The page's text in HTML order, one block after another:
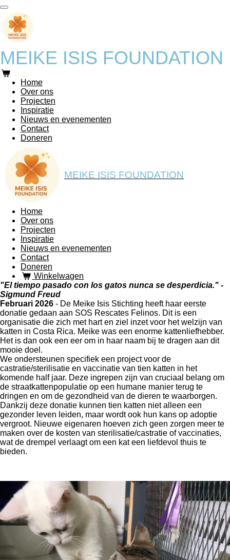
Ga
direct
naar
de
MEIKE ISIS FOUNDATION
Home
Over ons
Projecten
Inspiratie
Nieuws en evenementen
Contact
Doneren
MEIKE ISIS FOUNDATION
Home
Over ons
Projecten
Inspiratie
Nieuws en evenementen
Contact
Doneren
Winkelwagen
"El tiempo pasado con los gatos nunca se desperdicia." -
Sigmund Freud
Februari 2026 - De Meike Isis Stichting heeft haar eerste
donatie gedaan aan SOS Rescates Felinos. Dit is een
organisatie die zich met hart en ziel inzet voor het welzijn van
katten in Costa Rica. Meike was een enorme kattenliefhebber.
Het is dan ook een eer om in haar naam bij te dragen aan dit
mooie doel.
We ondersteunen specifiek een project voor de
castratie/sterilisatie en vaccinatie van tien katten in het
komende half jaar. Deze ingrepen zijn van cruciaal belang om
de straatkattenpopulatie op een humane manier terug te
dringen en om de gezondheid van de dieren te waarborgen.
Dankzij deze donatie kunnen tien katten niet alleen een
gezonder leven leiden, maar wordt ook hun kans op adoptie
vergroot. Nieuwe eigenaren hoeven zich geen zorgen meer te
maken over de kosten van sterilisatie/castratie of vaccinaties,
wat de drempel verlaagt om een kat een liefdevol thuis te
bieden.